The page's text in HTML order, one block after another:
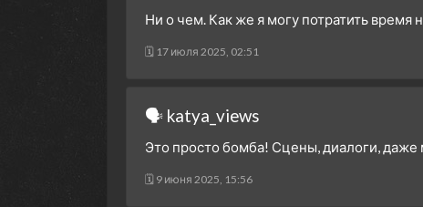
Ни о чем. Как же я могу потратить время
🗓 17 июля 2025, 02:51
🗣 katya_views
Это просто бомба! Сцены, диалоги,
🗓 9 июня 2025, 15:56